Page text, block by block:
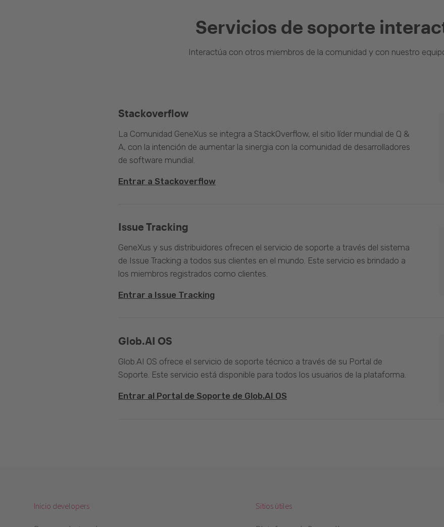
Servicios de soporte
Interactúa con otros miembros de la comunidad y con nuestro
Stackoverflow
La Comunidad GeneXus se integra a StackOverflow, el sitio líder mundial de Q &
A, con la intención de aumentar la sinergia con la comunidad de desarrolladores
de software mundial.
Entrar a Stackoverflow
Issue Tracking
GeneXus y sus distribuidores ofrecen el servicio de soporte a través del sistema
de Issue Tracking a todos sus clientes en el mundo. Este servicio es brindado a
los miembros registrados como clientes.
Entrar a Issue Tracking
Glob.AI OS
Glob.AI OS ofrece el servicio de soporte técnico a través de su Portal de
Soporte. Este servicio está disponible para todos los usuarios de la plataforma.
Entrar al Portal de Soporte de Glob.AI OS
Inicio developers Sitios útiles